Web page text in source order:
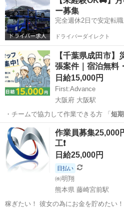
ー募集
完全週休2日で安定転職
ドライバーダイレクト
【千葉県成田市】
張案件｜宿泊無料
日給15,000円
First:Advance
大阪府 大阪駅
・チームで協力して作業できる方 「 短
い」 「ホテル代…
大阪 大阪市 大阪駅
作業員募集25,000
工❗
日給25,000円
日払い
㈱明翔
熊本県 藤崎宮前駅
稼ぎたい！ 彼女の為にお金を貯めたい！